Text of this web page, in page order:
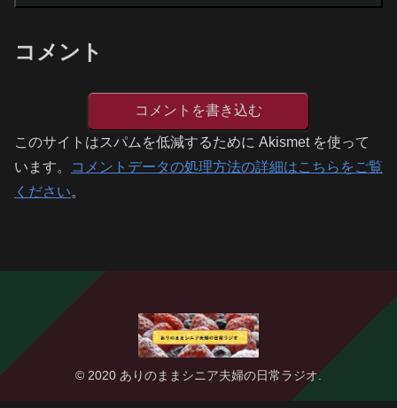
コメント
コメントを書き込む
このサイトはスパムを低減するために Akismet を使って
います。
コメントデータの処理方法の詳細はこちらをご覧
ください。
© 2020 ありのままシニア夫婦の日常ラジオ.